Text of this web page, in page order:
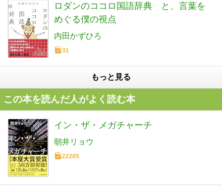
ロダンのココロ国語辞典 と、言葉を
めぐる僕の視点
内田かずひろ
31
もっと見る
この本を読んだ人がよく読む本
イン・ザ・メガチャーチ
朝井リョウ
22205